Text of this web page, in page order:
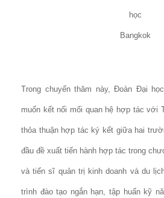
học
Bangkok
Trong chuyến thăm này, Đoàn Đại
muốn kết nối mối quan hệ hợp tác với
thỏa thuận hợp tác ký kết giữa hai
đầu đề xuất tiến hành hợp tác trong
và tiến sĩ quản trị kinh doanh và du
trình đào tạo ngắn hạn, tập huấn kỹ